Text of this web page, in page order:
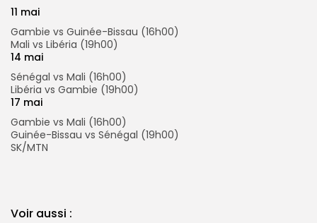
11 mai
Gambie vs Guinée-Bissau (16h00)
Mali vs Libéria (19h00)
14 mai
Sénégal vs Mali (16h00)
Libéria vs Gambie (19h00)
17 mai
Gambie vs Mali (16h00)
Guinée-Bissau vs Sénégal (19h00)
SK/MTN
Voir aussi :